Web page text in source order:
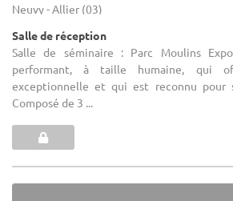
Neuvy - Allier (03)
Salle de réception
Salle de séminaire : Parc Moulins
performant, à taille humaine, qui
exceptionnelle et qui est reconnu pour
Composé de 3 ...